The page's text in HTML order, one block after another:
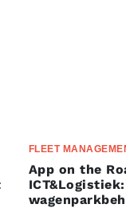
FLEET
App on the